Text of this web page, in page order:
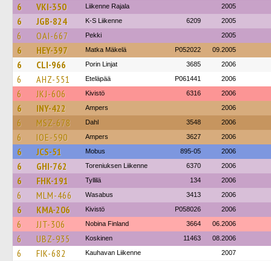
6 VKI-350 Liikenne Rajala 2005
6 JGB-824 K-S Liikenne 6209 2005
6 OAI-667 Pekki 2005
6 HEY-397 Matka Mäkelä P052022 09.2005
6 CLI-966 Porin Linjat 3685 2006
6 AHZ-551 Eteläpää P061441 2006
6 JKJ-606 Kivistö 6316 2006
6 INY-422 Ampers 2006
6 MSZ-678 Dahl 3548 2006
6 IOE-590 Ampers 3627 2006
6 JCS-51 Mobus 895-05 2006
6 GHI-762 Toreniuksen Liikenne 6370 2006
6 FHK-191 Tyllilä 134 2006
6 MLM-466 Wasabus 3413 2006
6 KMA-206 Kivistö P058026 2006
6 JJT-306 Nobina Finland 3664 06.2006
6 UBZ-935 Koskinen 11463 08.2006
6 FIK-682 Kauhavan Liikenne 2007